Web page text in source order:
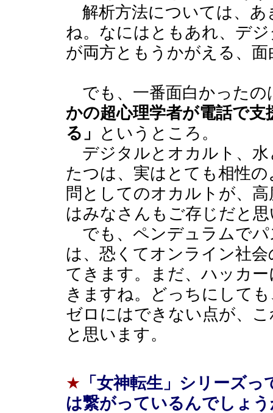
解析方法については、あ
ね。なにはともあれ、デ
が両方ともうかがえる、
でも、一番面白かったの
かの超心理学者が電話で
る」
というところ。
デジタルとオカルト、水
たつは、実はとても相性
問としてのオカルトが、
はみなさんもご存じだと
でも、ペンデュラムでパ
は、恐くてオンライン社
てきます。まだ、ハッカ
きますね。どっちにして
ゼロにはできない点が、
と思います。
★ 「女神転生」シリーズ
は繋がっているんでしょ